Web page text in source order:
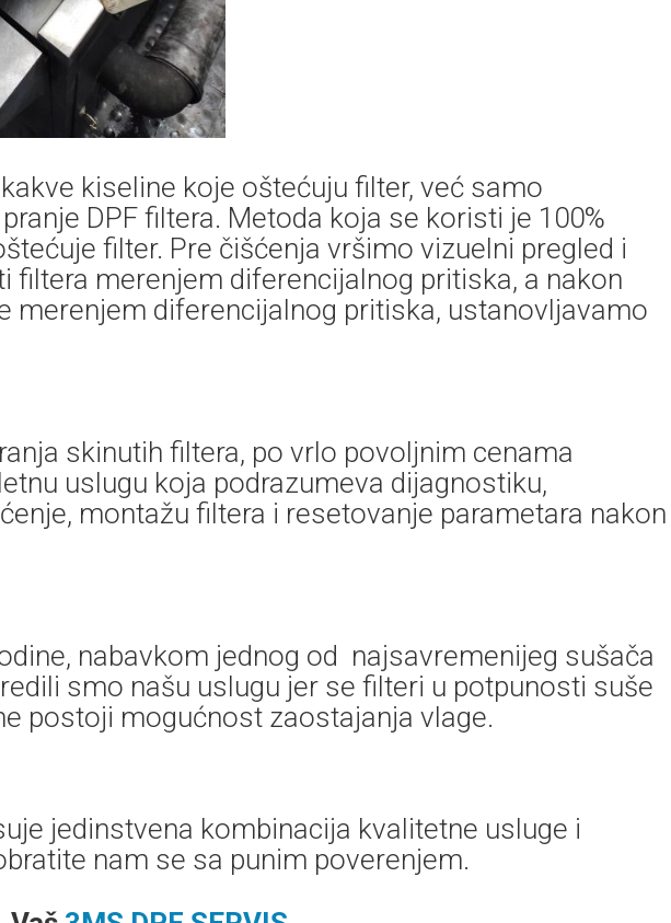
kiseline koje oštećuju filter, već samo
DPF filtera. Metoda koja se koristi je 100%
filter. Pre čišćenja vršimo vizuelni pregled i
filtera merenjem diferencijalnog pritiska, a nakon
merenjem diferencijalnog pritiska, ustanovljavamo
skinutih filtera, po vrlo povoljnim cenama
uslugu koja podrazumeva dijagnostiku,
montažu filtera i resetovanje parametara nakon
nabavkom jednog od najsavremenijeg sušača
smo našu uslugu jer se filteri u potpunosti suše
postoji mogućnost zaostajanja vlage.
jedinstvena kombinacija kvalitetne usluge i
nam se sa punim poverenjem.